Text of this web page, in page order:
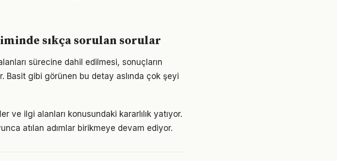
sıkça sorulan sorular
sürecine dahil edilmesi, sonuçların
gibi görünen bu detay aslında çok şeyi
ve ilgi alanları konusundaki kararlılık yatıyor.
atılan adımlar birikmeye devam ediyor.